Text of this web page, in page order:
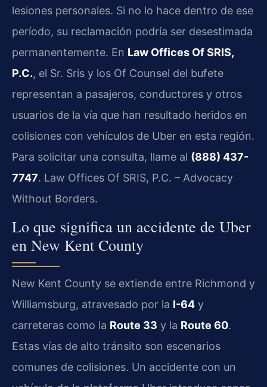
lesiones personales. Si no lo hace dentro de ese
período, su reclamación podría ser desestimada
permanentemente. En Law Offices Of SRIS,
P.C., el Sr. Sris y los Of Counsel del bufete
representan a pasajeros, conductores y otros
usuarios de la vía que han resultado heridos en
colisiones con vehículos de Uber en esta región.
Para solicitar una consulta, llame al (888) 437-
7747. Law Offices Of SRIS, P.C. – Advocacy
Without Borders.
Lo que significa un accidente de Uber
en New Kent County
New Kent County se extiende entre Richmond y
Williamsburg, atravesado por la I-64 y
carreteras como la Route 33 y la Route 60.
Estas vías de alto tránsito son escenarios
comunes de colisiones. Un accidente con un